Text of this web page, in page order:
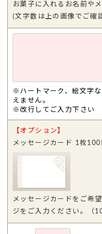
お菓子に入れるお名前や
(文字数は上の画像でご確
※ハートマーク、絵文字
えません。
※改行してご入力下さい
【オプション】
メッセージカード 1枚100
メッセージカードをご希
ジをご入力ください。（